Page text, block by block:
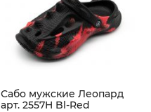
Сабо мужские Леопард
арт. 2557H Bl-Red